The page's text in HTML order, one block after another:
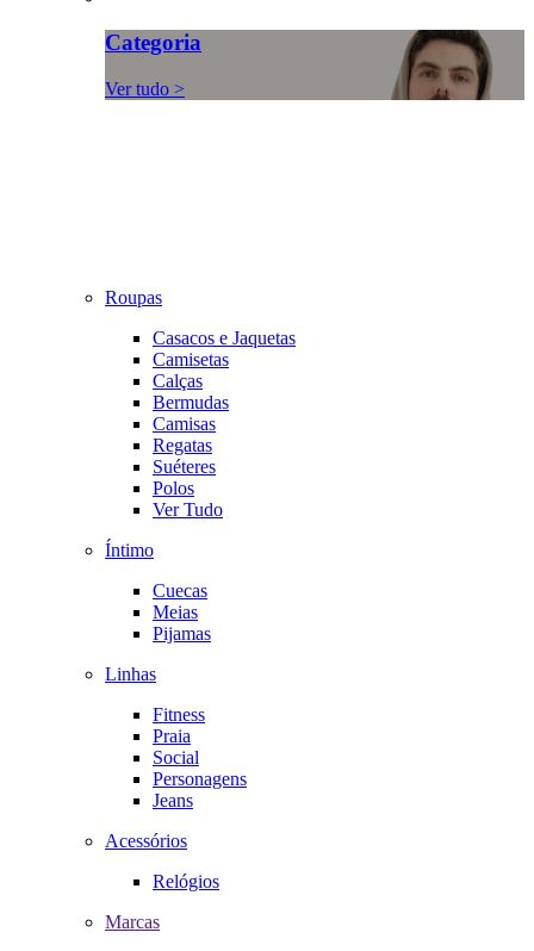
Categoria
Ver tudo >
Roupas
Casacos e Jaquetas
Camisetas
Calças
Bermudas
Camisas
Regatas
Suéteres
Polos
Ver Tudo
Íntimo
Cuecas
Meias
Pijamas
Linhas
Fitness
Praia
Social
Personagens
Jeans
Acessórios
Relógios
Marcas